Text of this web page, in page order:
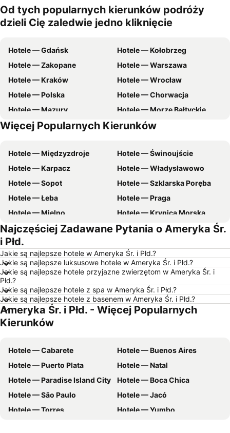
m
Od tych popularnych kierunków podróży
dzieli Cię zaledwie jedno kliknięcie
Hotele — Gdańsk
Hotele — Kołobrzeg
Hotele — Zakopane
Hotele — Warszawa
Hotele — Kraków
Hotele — Wrocław
Hotele — Polska
Hotele — Chorwacja
Hotele — Mazury
Hotele — Morze Bałtyckie
Hotele — Malta
Hotele — zachodniopomorskie
Więcej Popularnych Kierunków
Hotele — Międzyzdroje
Hotele — Świnoujście
Hotele — Karpacz
Hotele — Władysławowo
Hotele — Sopot
Hotele — Szklarska Poręba
Hotele — Łeba
Hotele — Praga
Hotele — Mielno
Hotele — Krynica Morska
Hotele — Gdynia
Hotele — Poznań
Hotele — Rzym
Hotele — Wisła
Hotele — Barcelona
Hotele — Szczawnica
Hotele — Szczyrk
Hotele — Rewal
Hotele — Wybrzeże Bałtyckie
Hotele — Pomorskie
Hotele — wybrzeże Chorwacji
Hotele — Majorka
Hotele — Turcja
Hotele — Grecja
Hotele — Włochy
Hotele — Bieszczady
Hotele — Dolnośląskie
Hotele — Albania
Hotele — Czarnogóra
Hotele — warmińsko-mazurskie
Hotele — Sardynia
Hotele — Balaton
Hotele — Istria
Najczęściej Zadawane Pytania o Ameryka Śr.
i Płd.
Jakie są najlepsze hotele w Ameryka Śr. i Płd.?
Jakie są najlepsze luksusowe hotele w Ameryka Śr. i Płd.?
Jakie są najlepsze hotele przyjazne zwierzętom w Ameryka Śr. i
Płd.?
Jakie są najlepsze hotele z spa w Ameryka Śr. i Płd.?
Jakie są najlepsze hotele z basenem w Ameryka Śr. i Płd.?
Ameryka Śr. i Płd. - Więcej Popularnych
Kierunków
Hotele — Cabarete
Hotele — Buenos Aires
Hotele — Puerto Plata
Hotele — Natal
Hotele — Paradise Island City
Hotele — Boca Chica
Hotele — São Paulo
Hotele — Jacó
Hotele — Torres
Hotele — Yumbo